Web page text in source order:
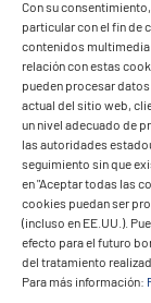
Con su
particular con el fin de
contenidos multimedia
relación con estas
pueden procesar datos
actual del sitio web,
un nivel adecuado de
las autoridades
seguimiento sin que
en "Aceptar todas las
cookies puedan ser
(incluso en EE.UU.).
efecto para el futuro
del tratamiento
Para más información:
trabajo
El
los
costes
una
BSB a
cambios